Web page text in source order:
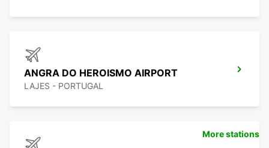
ANGRA DO HEROISMO AIRPORT
LAJES - PORTUGAL
More stations